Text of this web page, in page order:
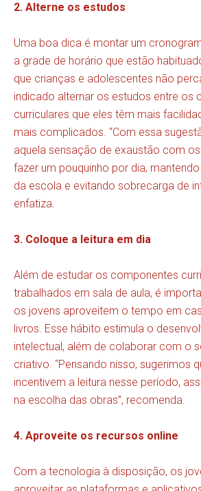
2. Alterne os estudos
Uma boa dica é montar um
a grade de horário que estão
que crianças e adolescentes não
indicado alternar os estudos entre os
curriculares que eles têm mais
mais complicados. “Com essa
aquela sensação de exaustão com
fazer um pouquinho por dia,
da escola e evitando sobrecarga de
enfatiza.
3. Coloque a leitura em dia
Além de estudar os componentes
trabalhados em sala de aula, é
os jovens aproveitem o tempo em
livros. Esse hábito estimula o
intelectual, além de colaborar com o
criativo. “Pensando nisso, sugerimos
incentivem a leitura nesse período,
na escolha das obras”, recomenda.
4. Aproveite os recursos online
Com a tecnologia à disposição, os